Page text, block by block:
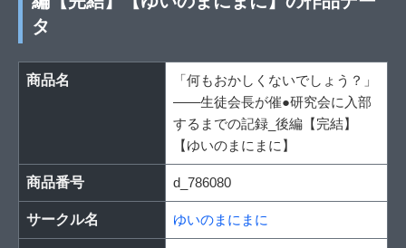
タ
商品名
「何もおかしくないでしょう？」
――生徒会長が催●研究会に入部
するまでの記録_後編【完結】
【ゆいのまにまに】
商品番号 d_786080
サークル名 ゆいのまにまに